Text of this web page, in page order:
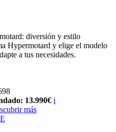
diversión y estilo
Hypermotard y elige el modelo
a tus necesidades.
13.990€ i
más